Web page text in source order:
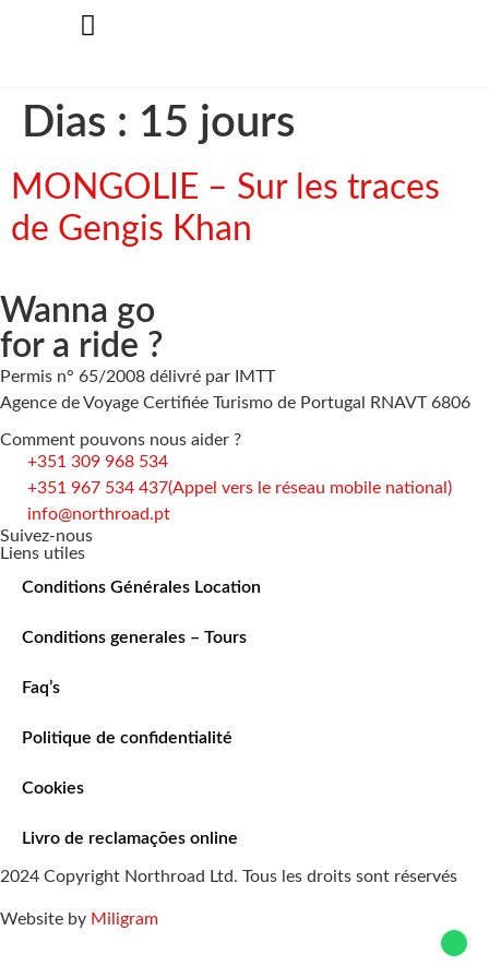
Dias : 15 jours
MONGOLIE – Sur les traces
de Gengis Khan
Wanna go
for a ride ?
Permis n° 65/2008 délivré par IMTT
Agence de Voyage Certifiée Turismo de Portugal RNAVT 6806
Comment pouvons nous aider ?
+351 309 968 534
+351 967 534 437(Appel vers le réseau mobile national)
info@northroad.pt
Suivez-nous
Liens utiles
Conditions Générales Location
Conditions generales – Tours
Faq’s
Politique de confidentialité
Cookies
Livro de reclamações online
2024 Copyright Northroad Ltd. Tous les droits sont réservés
Website by Miligram